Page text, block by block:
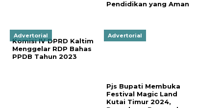
Pendidikan yang Aman
Advertorial
Komisi IV DPRD Kaltim
Menggelar RDP Bahas
PPDB Tahun 2023
Advertorial
Pjs Bupati Membuka
Festival Magic Land
Kutai Timur 2024,